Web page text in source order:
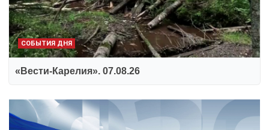
СОБЫТИЯ ДНЯ
«Вести-Карелия». 07.08.26